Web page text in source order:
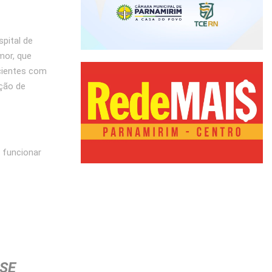
de
que
com
de
funcionar